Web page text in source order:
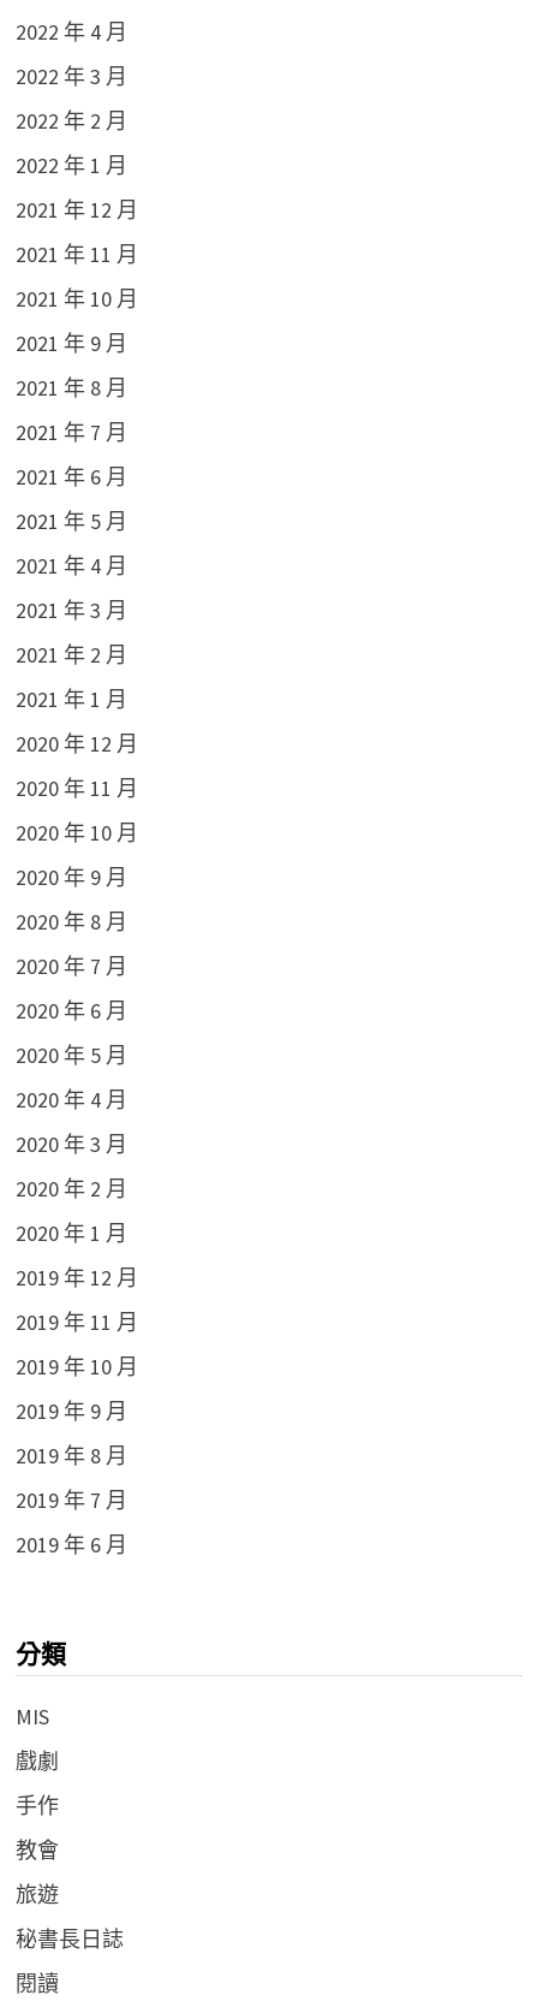
2022 年 4 月
2022 年 3 月
2022 年 2 月
2022 年 1 月
2021 年 12 月
2021 年 11 月
2021 年 10 月
2021 年 9 月
2021 年 8 月
2021 年 7 月
2021 年 6 月
2021 年 5 月
2021 年 4 月
2021 年 3 月
2021 年 2 月
2021 年 1 月
2020 年 12 月
2020 年 11 月
2020 年 10 月
2020 年 9 月
2020 年 8 月
2020 年 7 月
2020 年 6 月
2020 年 5 月
2020 年 4 月
2020 年 3 月
2020 年 2 月
2020 年 1 月
2019 年 12 月
2019 年 11 月
2019 年 10 月
2019 年 9 月
2019 年 8 月
2019 年 7 月
2019 年 6 月
分類
MIS
戲劇
手作
教會
旅遊
秘書長日誌
閱讀